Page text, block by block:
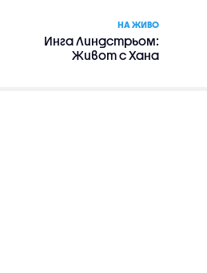
НА ЖИВО
Инга Линдстрьом:
Живот с Хана